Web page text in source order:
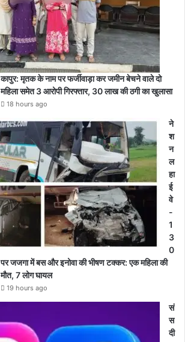
कापुर: मृतक के नाम पर फर्जीवाड़ा कर जमीन बेचने वाले दो
महिला समेत 3 आरोपी गिरफ्तार, 30 लाख की ठगी का खुलासा
18 hours ago
ने
श
न
ल
हा
ई
वे
-
1
3
0
पर जजगा में बस और इनोवा की भीषण टक्कर: एक महिला की
मौत, 7 लोग घायल
19 hours ago
सं
स
दी